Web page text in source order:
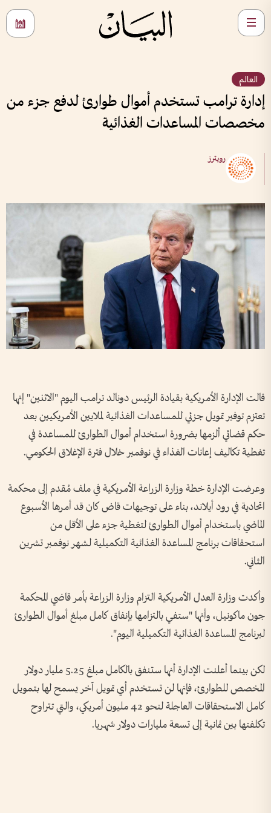
العالم
إدارة ترامب تستخدم أموال طوارئ لدفع جزء من
مخصصات المساعدات الغذائية
رويترز
قالت الإدارة الأمريكية بقيادة الرئيس دونالد ترامب اليوم "الاثنين" إنها
تعتزم توفير تمويل جزئي للمساعدات الغذائية لملايين الأمريكيين بعد
حكم قضائي ألزمها بضرورة استخدام أموال الطوارئ للمساعدة في
تغطية تكاليف إعانات الغذاء في نوفمبر خلال فترة الإغلاق الحكومي.
وعرضت الإدارة خطة وزارة الزراعة الأمريكية في ملف مُقدم إلى محكمة
اتحادية في رود أيلاند، بناء على توجيهات قاض كان قد أمرها الأسبوع
الماضي باستخدام أموال الطوارئ لتغطية جزء على الأقل من
استحقاقات برنامج المساعدة الغذائية التكميلية لشهر نوفمبر تشرين
الثاني.
وأكدت وزارة العدل الأمريكية التزام وزارة الزراعة بأمر قاضي المحكمة
جون ماكونيل، وأنها "ستفي بالتزامها بإنفاق كامل مبلغ أموال الطوارئ
لبرنامج المساعدة الغذائية التكميلية اليوم".
لكن بينما أعلنت الإدارة أنها ستنفق بالكامل مبلغ 5.25 مليار دولار
المخصص للطوارئ، فإنها لن تستخدم أي تمويل آخر يسمح لها بتمويل
كامل الاستحقاقات العاجلة لنحو 42 مليون أمريكي، والتي تتراوح
تكلفتها بين ثمانية إلى تسعة مليارات دولار شهريا.